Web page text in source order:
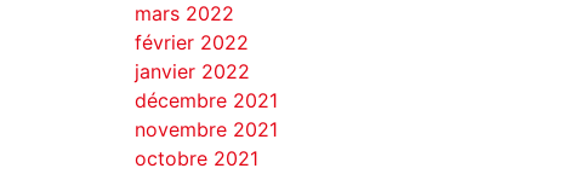
mars 2022
février 2022
janvier 2022
décembre 2021
novembre 2021
octobre 2021